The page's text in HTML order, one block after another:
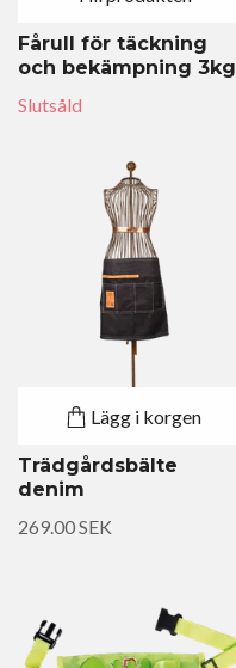
Fårull för täckning
och bekämpning 3kg
Slutsåld
Lägg i korgen
Trädgårdsbälte
denim
269.00 SEK